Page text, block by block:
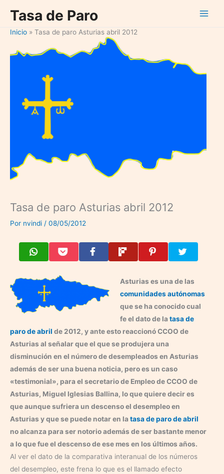
contenido
Tasa de Paro
Inicio Tasa de paro Asturias abril 2012
Tasa de paro Asturias abril 2012
Por nvindi / 08/05/2012
Asturias es una de las
comunidades autónomas
que se ha conocido cual
fe el dato de la tasa de
paro de abril de 2012, y ante esto reaccionó CCOO de
Asturias al señalar que el que se produjera una
disminución en el número de desempleados en Asturias
además de ser una buena noticia, pero es un caso
«testimonial», para el secretario de Empleo de CCOO de
Asturias, Miguel Iglesias Ballina, lo que quiere decir es
que aunque sufriera un descenso el desempleo en
Asturias y que se puede notar en la tasa de paro de abril
no alcanza para ser notorio además de ser bastante menor
a lo que fue el descenso de ese mes en los últimos años.
Al ver el dato de la comparativa interanual de los números
del desempleo, este frena lo que es el llamado efecto